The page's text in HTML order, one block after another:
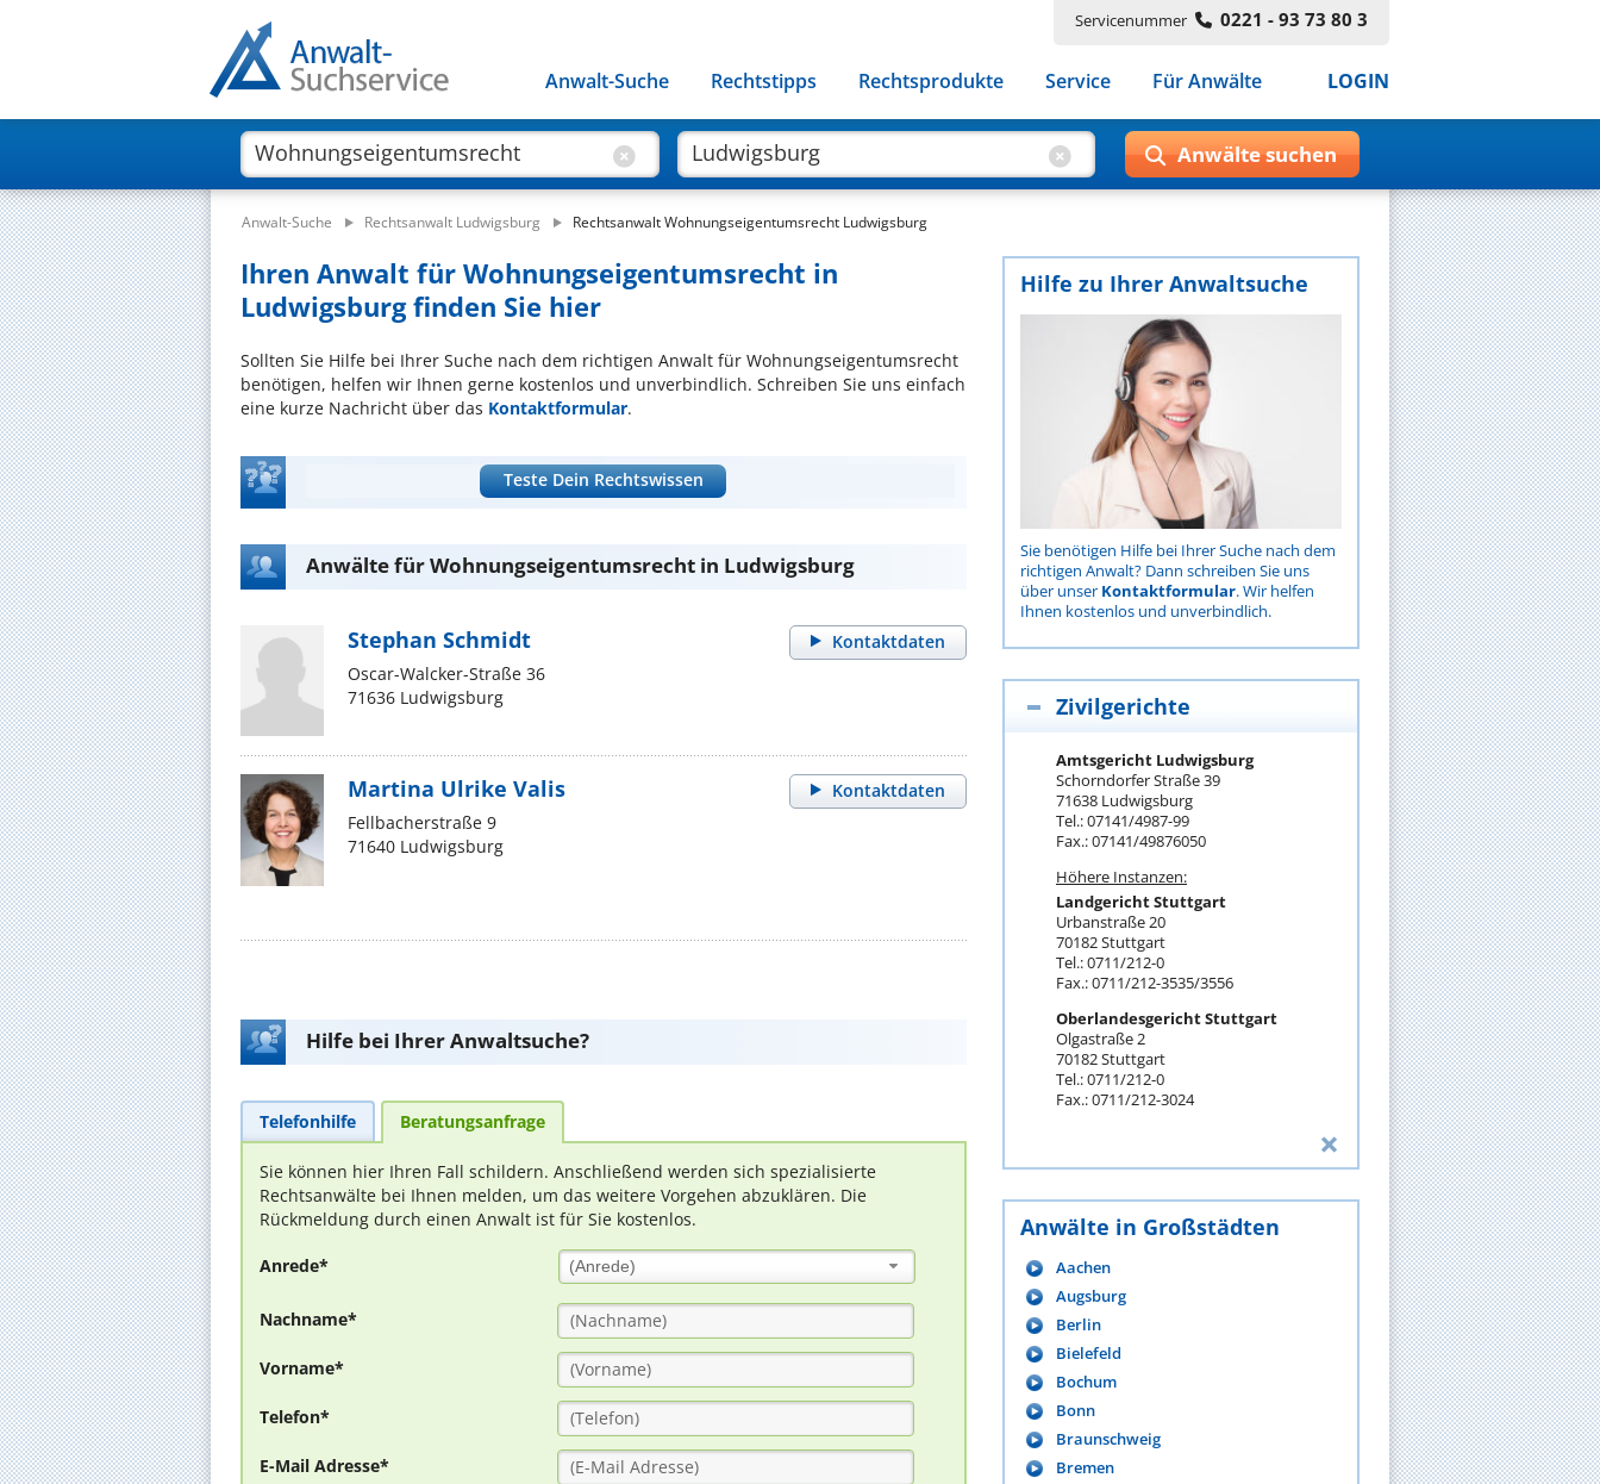
Servicenummer 0221 - 93 73 80 3
Anwalt-Suche Rechtstipps Rechtsprodukte Service Für Anwälte LOGIN
Anwalt-Suche Rechtsanwalt Ludwigsburg Rechtsanwalt Wohnungseigentumsrecht Ludwigsburg
Ihren Anwalt für Wohnungseigentumsrecht in
Ludwigsburg finden Sie hier
Sollten Sie Hilfe bei Ihrer Suche nach dem richtigen Anwalt für Wohnungseigentumsrecht
benötigen, helfen wir Ihnen gerne kostenlos und unverbindlich. Schreiben Sie uns einfach
eine kurze Nachricht über das Kontaktformular.
Teste Dein Rechtswissen
Anwälte für Wohnungseigentumsrecht in Ludwigsburg
Kontaktdaten
Stephan Schmidt
Oscar-Walcker-Straße 36
71636 Ludwigsburg
Kontaktdaten
Martina Ulrike Valis
Fellbacherstraße 9
71640 Ludwigsburg
Hilfe bei Ihrer Anwaltsuche?
Telefonhilfe Beratungsanfrage
Sie können hier Ihren Fall schildern. Anschließend werden sich spezialisierte
Rechtsanwälte bei Ihnen melden, um das weitere Vorgehen abzuklären. Die
Rückmeldung durch einen Anwalt ist für Sie kostenlos.
Anrede* (Anrede)
Nachname*
Vorname*
Telefon*
E-Mail Adresse*
Hilfe zu Ihrer Anwaltsuche
Sie benötigen Hilfe bei Ihrer Suche nach dem
richtigen Anwalt? Dann schreiben Sie uns
über unser Kontaktformular. Wir helfen
Ihnen kostenlos und unverbindlich.
Zivilgerichte
Amtsgericht Ludwigsburg
Schorndorfer Straße 39
71638 Ludwigsburg
Tel.: 07141/4987-99
Fax.: 07141/49876050
Höhere Instanzen:
Landgericht Stuttgart
Urbanstraße 20
70182 Stuttgart
Tel.: 0711/212-0
Fax.: 0711/212-3535/3556
Oberlandesgericht Stuttgart
Olgastraße 2
70182 Stuttgart
Tel.: 0711/212-0
Fax.: 0711/212-3024
Anwälte in Großstädten
Aachen
Augsburg
Berlin
Bielefeld
Bochum
Bonn
Braunschweig
Bremen